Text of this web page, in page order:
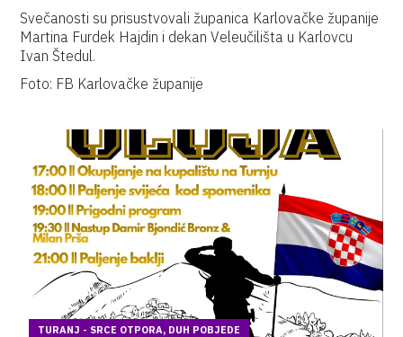
Svečanosti su prisustvovali županica Karlovačke županije
Martina Furdek Hajdin i dekan Veleučilišta u Karlovcu
Ivan Štedul.
Foto: FB Karlovačke županije
TURANJ - SRCE OTPORA, DUH POBJEDE